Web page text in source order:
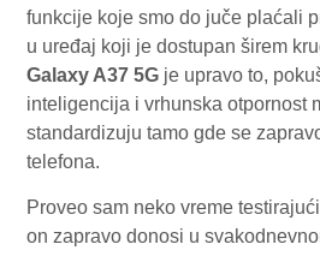
funkcije koje smo do juče plaćali
u uređaj koji je dostupan širem
Galaxy A37 5G je upravo to,
inteligencija i vrhunska otpornost
standardizuju tamo gde se
telefona.
Proveo sam neko vreme
on zapravo donosi u